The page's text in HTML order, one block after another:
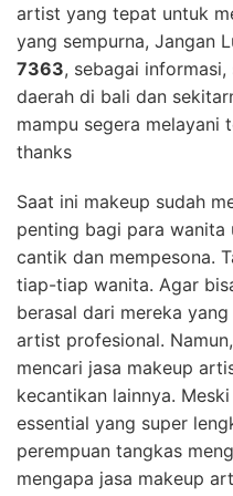
artist yang tepat untuk
yang sempurna, Jangan
7363, sebagai
daerah di bali dan
mampu segera melayani
thanks
Saat ini makeup sudah
penting bagi para wanita
cantik dan mempesona.
tiap-tiap wanita. Agar
berasal dari mereka
artist profesional.
mencari jasa makeup
kecantikan lainnya.
essential yang super
perempuan tangkas
mengapa jasa makeup